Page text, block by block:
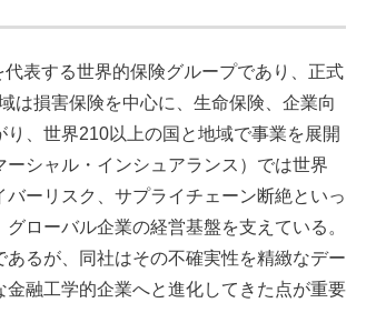
表する世界的保険グループであり、正式
は損害保険を中心に、生命保険、企業向
、世界210以上の国と地域で事業を展開
シャル・インシュアランス）では世界
ーリスク、サプライチェーン断絶といっ
ローバル企業の経営基盤を支えている。
るが、同社はその不確実性を精緻なデー
融工学的企業へと進化してきた点が重要